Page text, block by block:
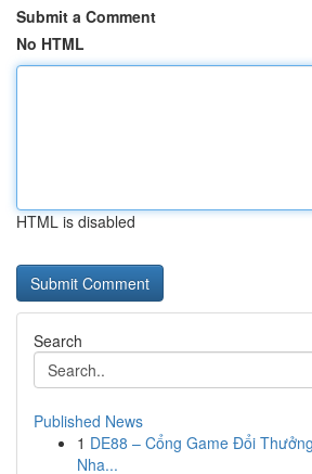
Submit a Comment
No HTML
HTML is disabled
Search
Published News
1 DE88 – Cổng Game Đổi
Nha...